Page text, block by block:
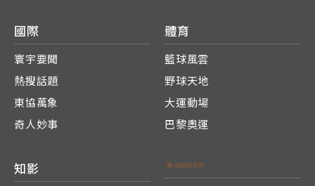
國際
寰宇要聞
熱搜話題
東協萬象
奇人妙事
體育
籃球風雲
野球天地
大運動場
巴黎奧運
知影